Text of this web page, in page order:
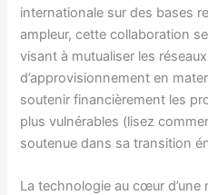
internationale sur des bases
ampleur, cette collaboration
visant à mutualiser les
d’approvisionnement en
soutenir financièrement les
plus vulnérables (lisez
soutenue dans sa transition
La technologie au cœur d’une